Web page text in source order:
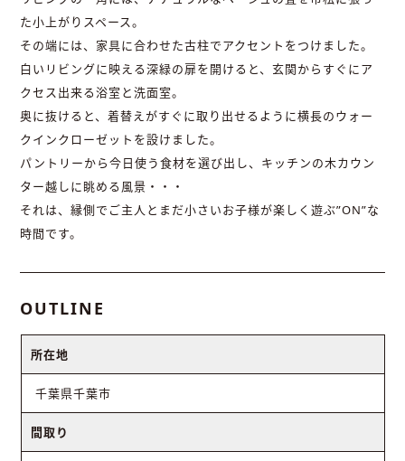
た小上がりスペース。
その端には、家具に合わせた古柱でアクセントをつけました。
白いリビングに映える深緑の扉を開けると、玄関からすぐにア
クセス出来る浴室と洗面室。
奥に抜けると、着替えがすぐに取り出せるように横長のウォー
クインクローゼットを設けました。
パントリーから今日使う食材を選び出し、キッチンの木カウン
ター越しに眺める風景・・・
それは、縁側でご主人とまだ小さいお子様が楽しく遊ぶ”ON”な
時間です。
OUTLINE
所在地
千葉県千葉市
間取り